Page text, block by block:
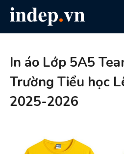
In áo Lớp 5A5
Trường Tiểu học
2025-2026